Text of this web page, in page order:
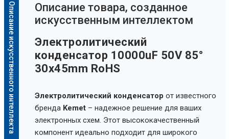
Описание искусственного интеллекта
Oписание товара, созданное
искусственным интеллектом
Электролитический
конденсатор 10000uF 50V 85°
30x45mm RoHS
Электролитический конденсатор от известного
бренда Kemet– надежное решение для ваших
электронных схем. Этот высококачественный
компонент идеально подходит для широкого